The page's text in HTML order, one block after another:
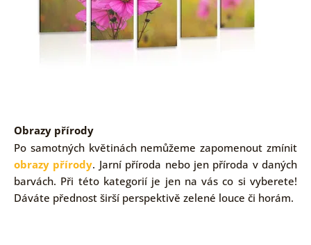
Obrazy přírody
Po samotných květinách nemůžeme zapomenout zmínit
obrazy přírody. Jarní příroda nebo jen příroda v daných
barvách. Při této kategorií je jen na vás co si vyberete!
Dáváte přednost širší perspektivě zelené louce či horám.